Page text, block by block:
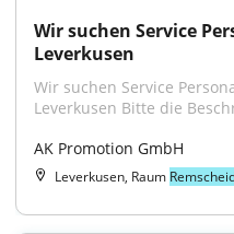
Wir suchen Service
Leverkusen
Wir suchen Service
Leverkusen Bitte die
AK Promotion GmbH
Leverkusen, Raum